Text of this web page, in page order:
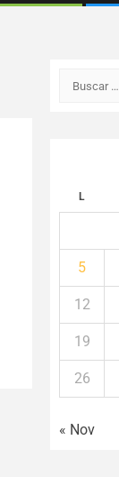
Buscar:
L
5
12
19
26
« Nov